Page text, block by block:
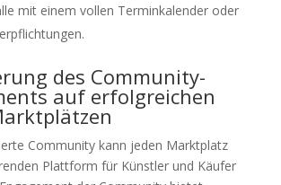
mit einem vollen Terminkalender oder
des Community-
auf erfolgreichen
Community kann jeden Marktplatz
Plattform für Künstler und Käufer